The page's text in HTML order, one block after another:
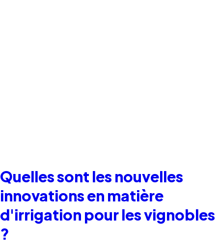
Quelles sont les nouvelles
innovations en matière
d'irrigation pour les vignobles
?